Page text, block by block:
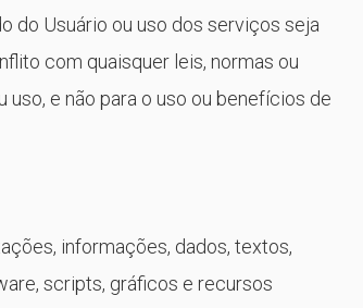
do Usuário ou uso dos serviços seja
com quaisquer leis, normas ou
e não para o uso ou benefícios de
informações, dados, textos,
scripts, gráficos e recursos